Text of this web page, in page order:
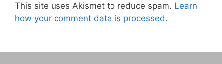
This site uses Akismet to reduce spam. Learn
how your comment data is processed.